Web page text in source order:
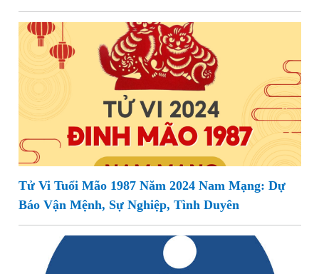
Tử Vi Tuổi Mão 1987 Năm 2024 Nam Mạng: Dự
Báo Vận Mệnh, Sự Nghiệp, Tình Duyên